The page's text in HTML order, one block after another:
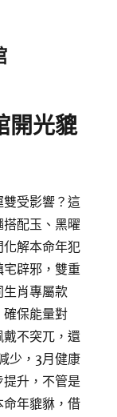
開光貔
受影響？這
搭配玉、黑曜
解本命年犯
辟邪，雙重
生肖專屬款
確保能量對
不突兀，還
少，3月健康
升，不管是
年貔貅，借